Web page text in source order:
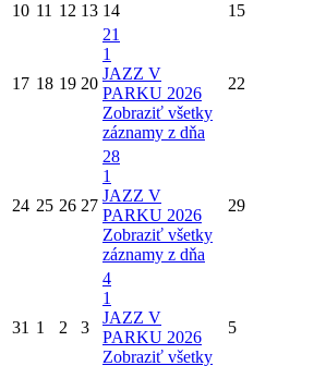
10 11 12 13 14 15
17 18 19 20
21
1
JAZZ V
PARKU 2026
Zobraziť všetky
záznamy z dňa
22
24 25 26 27
28
1
JAZZ V
PARKU 2026
Zobraziť všetky
záznamy z dňa
29
31 1 2 3
4
1
JAZZ V
PARKU 2026
Zobraziť všetky
5